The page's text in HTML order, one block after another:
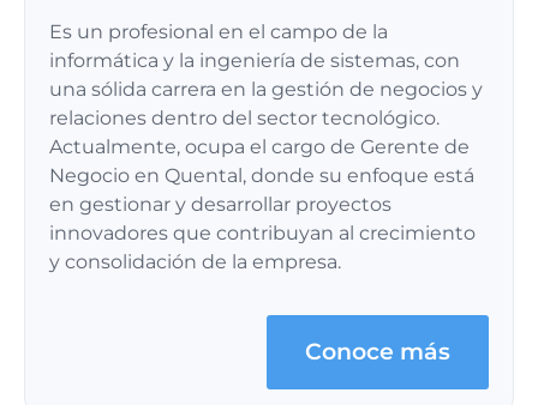
Es un profesional en el campo de la
informática y la ingeniería de sistemas, con
una sólida carrera en la gestión de negocios y
relaciones dentro del sector tecnológico.
Actualmente, ocupa el cargo de Gerente de
Negocio en Quental, donde su enfoque está
en gestionar y desarrollar proyectos
innovadores que contribuyan al crecimiento
y consolidación de la empresa.
Conoce más